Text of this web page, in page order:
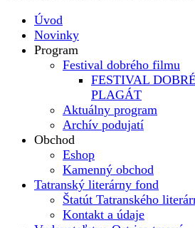
Úvod
Novinky
Program
Festival dobrého filmu
FESTIVAL
PLAGÁT
Aktuálny program
Archív podujatí
Obchod
Eshop
Kamenný obchod
Tatranský literárny fond
Štatút Tatranského
Kontakt a údaje